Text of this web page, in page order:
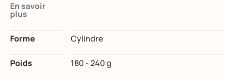
En savoir
plus
Forme Cylindre
Poids 180 - 240 g